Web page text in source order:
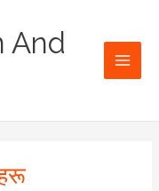
And